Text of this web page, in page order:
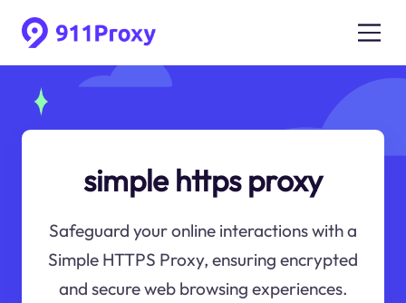
simple https proxy
Safeguard your online interactions with a
Simple HTTPS Proxy, ensuring encrypted
and secure web browsing experiences.